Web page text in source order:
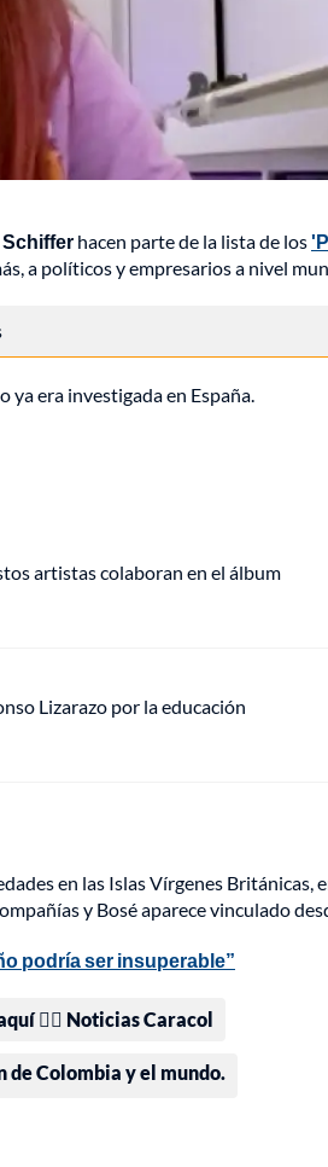
Schiffer hacen parte de la lista de los
a políticos y empresarios a nivel
ya era investigada en España.
artistas colaboran en el álbum
Lizarazo por la educación
en las Islas Vírgenes Británicas,
y Bosé aparece vinculado
podría ser insuperable”
👉🏻 Noticias Caracol
de Colombia y el mundo.